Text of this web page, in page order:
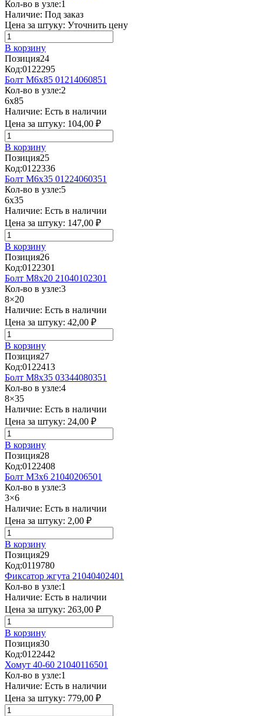
Кол-во в узле:1
Наличие: Под заказ
Цена за штуку: Уточнить цену
В корзину
Позиция24
Код:0122295
Болт М6х85 01214060851
Кол-во в узле:2
6x85
Наличие: Есть в наличии
Цена за штуку: 104,00 ₽
В корзину
Позиция25
Код:0122336
Болт М6х35 01224060351
Кол-во в узле:5
6x35
Наличие: Есть в наличии
Цена за штуку: 147,00 ₽
В корзину
Позиция26
Код:0122301
Болт М8х20 21040102301
Кол-во в узле:3
8×20
Наличие: Есть в наличии
Цена за штуку: 42,00 ₽
В корзину
Позиция27
Код:0122413
Болт М8х35 03344080351
Кол-во в узле:4
8×35
Наличие: Есть в наличии
Цена за штуку: 24,00 ₽
В корзину
Позиция28
Код:0122408
Болт М3х6 21040206501
Кол-во в узле:3
3×6
Наличие: Есть в наличии
Цена за штуку: 2,00 ₽
В корзину
Позиция29
Код:0119780
Фиксатор жгута 21040402401
Кол-во в узле:1
Наличие: Есть в наличии
Цена за штуку: 263,00 ₽
В корзину
Позиция30
Код:0122442
Хомут 40-60 21040116501
Кол-во в узле:1
Наличие: Есть в наличии
Цена за штуку: 779,00 ₽